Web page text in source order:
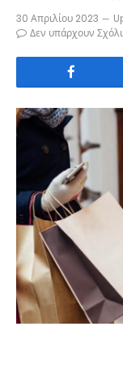
30 Απριλίου 2023
Δεν υπάρχουν